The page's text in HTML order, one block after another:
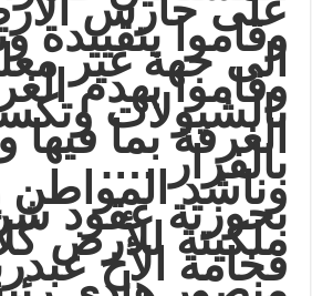
على حارس
وقاموا بتقييدة
الى جهة غير
وقاموا بهدم
بالشيولات
الغرفة بما فيها
بالفرار ….
وناشد المواطن
بحوزتة عقود
ملكيتة للأرض
فخامة الأخ